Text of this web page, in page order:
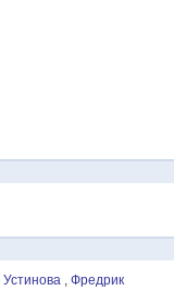
Фредрик